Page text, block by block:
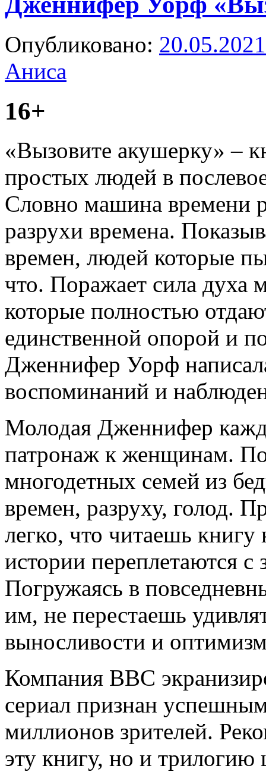
Опубликовано: 20.05.2021
Аниса
16+
«Вызовите акушерку» –
простых людей в
Словно машина времени
разрухи времена.
времен, людей которые
что. Поражает сила духа
которые полностью
единственной опорой и
Дженнифер Уорф
воспоминаний и
Молодая Дженнифер
патронаж к женщинам.
многодетных семей из
времен, разруху, голод.
легко, что читаешь
истории переплетаются
Погружаясь в
им, не перестаешь
выносливости и
Компания ВВС
сериал признан
миллионов зрителей.
эту книгу, но и трилогию